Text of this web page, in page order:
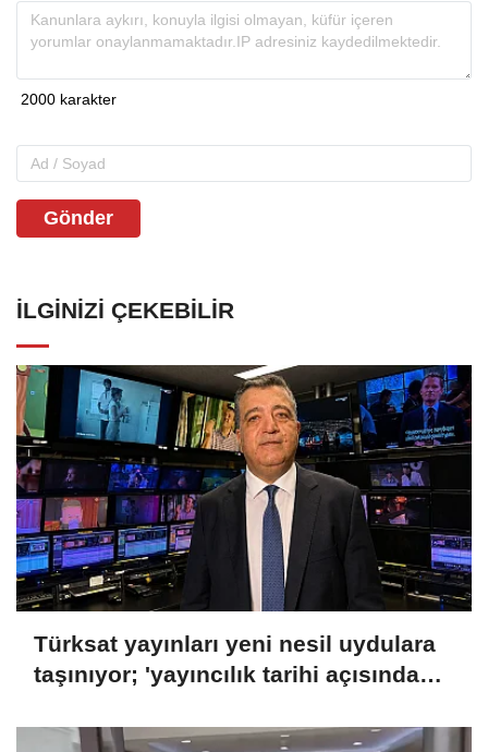
Gönder
İLGINIZI ÇEKEBILIR
Türksat yayınları yeni nesil uydulara
taşınıyor; 'yayıncılık tarihi açısından